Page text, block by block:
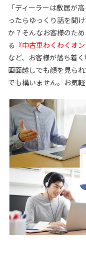
「ディーラーは敷居が
ったらゆっくり話を聞
か？そんなお客様のた
る 『中古車わくわくオ
など、お客様が落ち着
画面越しでも顔を見ら
でも構いません。お気軽